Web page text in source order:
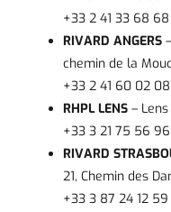
+33 2 41 33 68 68
RIVARD ANGERS
chemin de la
+33 2 41 60 02 08
RHPL LENS –
+33 3 21 75 56 96
RIVARD
21, Chemin des
+33 3 87 24 12 59